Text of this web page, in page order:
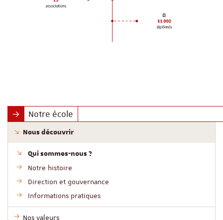
Notre école
Nous découvrir
Qui sommes-nous ?
Notre histoire
Direction et gouvernance
Informations pratiques
Nos valeurs